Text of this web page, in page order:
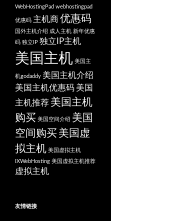
WebHostingPad webhostingpad
优惠码 主机商 优惠码
国外主机介绍 成人主机 新年优惠
码 独立IP 独立IP主机
美国主机 美国主
机godaddy 美国主机介绍
美国主机优惠码 美国
主机推荐 美国主机
购买 美国空间介绍 美国
空间购买美国虚
拟主机 美国虚拟主机
IXWebHosting 美国虚拟主机推荐
虚拟主机
友情链接